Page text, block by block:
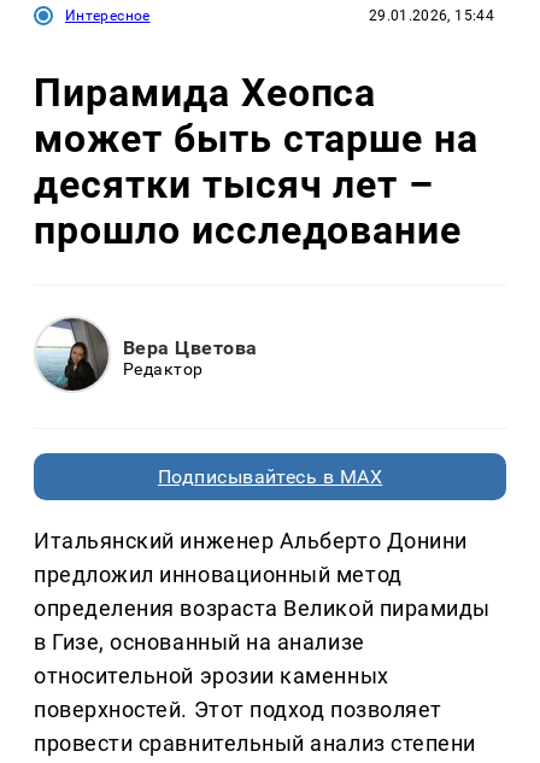
Интересное 29.01.2026, 15:44
Пирамида Хеопса
может быть старше на
десятки тысяч лет –
прошло исследование
Вера Цветова
Редактор
Подписывайтесь в MAX
Итальянский инженер Альберто Донини
предложил инновационный метод
определения возраста Великой пирамиды
в Гизе, основанный на анализе
относительной эрозии каменных
поверхностей. Этот подход позволяет
провести сравнительный анализ степени